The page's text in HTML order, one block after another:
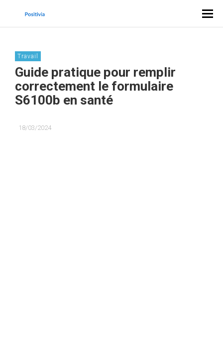
Travail
Guide pratique pour remplir
correctement le formulaire
S6100b en santé
18/03/2024